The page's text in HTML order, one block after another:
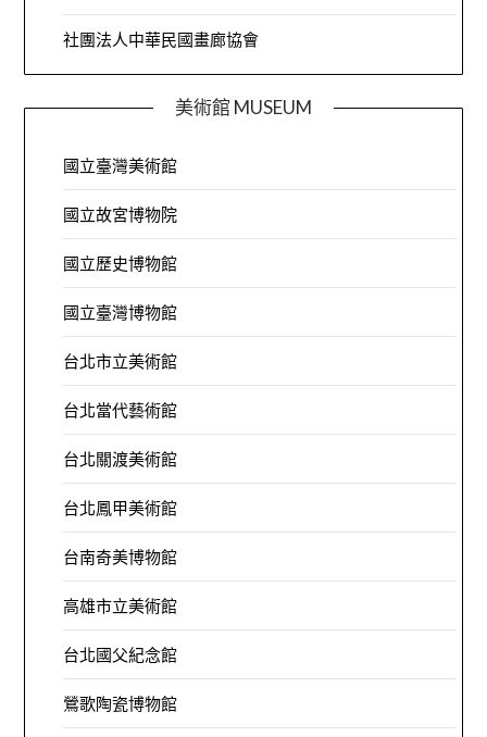
社團法人中華民國畫廊協會
美術館 MUSEUM
國立臺灣美術館
國立故宮博物院
國立歷史博物館
國立臺灣博物館
台北市立美術館
台北當代藝術館
台北關渡美術館
台北鳳甲美術館
台南奇美博物館
高雄市立美術館
台北國父紀念館
鶯歌陶瓷博物館